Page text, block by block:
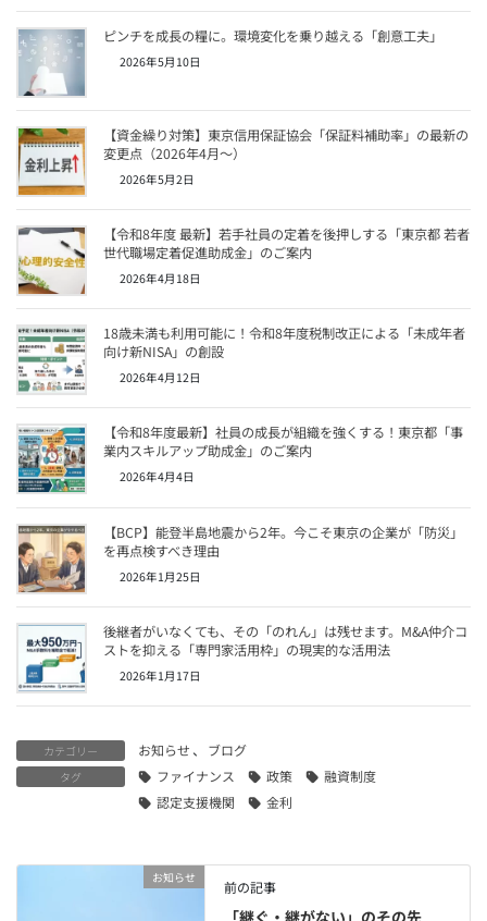
ピンチを成長の糧に。環境変化を乗り越える「創意工夫」
2026年5月10日
【資金繰り対策】東京信用保証協会「保証料補助率」の最新の
変更点（2026年4月〜）
2026年5月2日
【令和8年度 最新】若手社員の定着を後押しする「東京都 若者
世代職場定着促進助成金」のご案内
2026年4月18日
18歳未満も利用可能に！令和8年度税制改正による「未成年者
向け新NISA」の創設
2026年4月12日
【令和8年度最新】社員の成長が組織を強くする！東京都「事
業内スキルアップ助成金」のご案内
2026年4月4日
【BCP】能登半島地震から2年。今こそ東京の企業が「防災」
を再点検すべき理由
2026年1月25日
後継者がいなくても、その「のれん」は残せます。M&A仲介コ
ストを抑える「専門家活用枠」の現実的な活用法
2026年1月17日
カテゴリー お知らせ 、 ブログ
タグ ファイナンス 政策
融資制度
認定支援機関
金利
お知らせ
前の記事